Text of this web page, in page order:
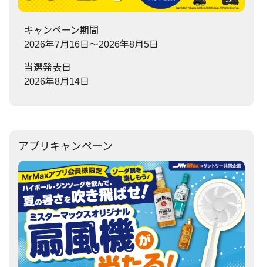
キャンペーン期間
2026年7月16日～2026年8月5日
当選発表日
2026年8月14日
アプリキャンペーン